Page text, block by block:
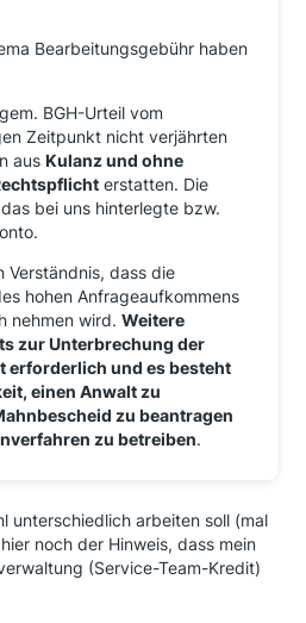
Bearbeitungsgebühr haben
BGH-Urteil vom
Zeitpunkt nicht verjährten
aus Kulanz und ohne
erstatten. Die
bei uns hinterlegte bzw.
Verständnis, dass die
hohen Anfrageaufkommens
nehmen wird. Weitere
zur Unterbrechung der
erforderlich und es besteht
einen Anwalt zu
zu beantragen
zu betreiben.
unterschiedlich arbeiten soll (mal
noch der Hinweis, dass mein
(Service-Team-Kredit)